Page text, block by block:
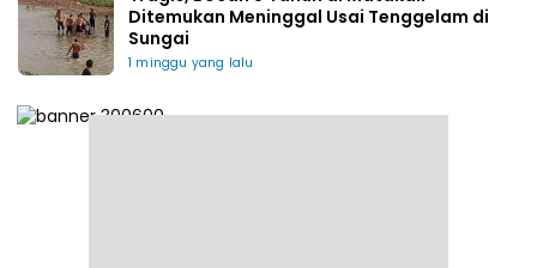
Ditemukan Meninggal Usai Tenggelam di
Sungai
1 minggu yang lalu